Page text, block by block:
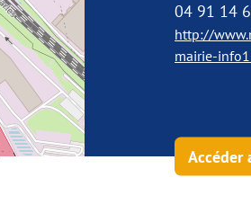
04 91 14
http://
mairie-
Accéder